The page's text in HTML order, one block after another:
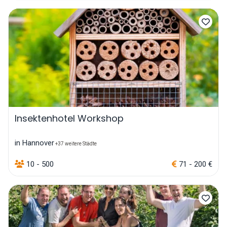
Insektenhotel Workshop
in Hannover+37 weitere Städte
10 - 500 71 - 200 €